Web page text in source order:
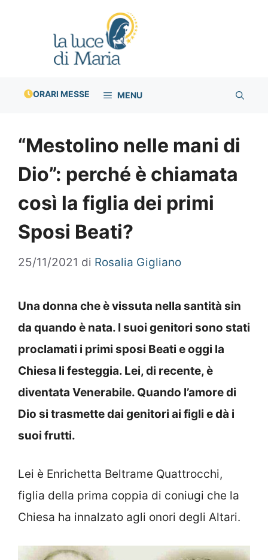
ORARI MESSE MENU
“Mestolino nelle mani di
Dio”: perché è chiamata
così la figlia dei primi
Sposi Beati?
25/11/2021 di Rosalia Gigliano
Una donna che è vissuta nella santità sin
da quando è nata. I suoi genitori sono stati
proclamati i primi sposi Beati e oggi la
Chiesa li festeggia. Lei, di recente, è
diventata Venerabile. Quando l’amore di
Dio si trasmette dai genitori ai figli e dà i
suoi frutti.
Lei è Enrichetta Beltrame Quattrocchi,
figlia della prima coppia di coniugi che la
Chiesa ha innalzato agli onori degli Altari.